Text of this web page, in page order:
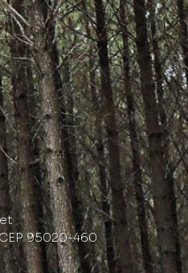
95020-460